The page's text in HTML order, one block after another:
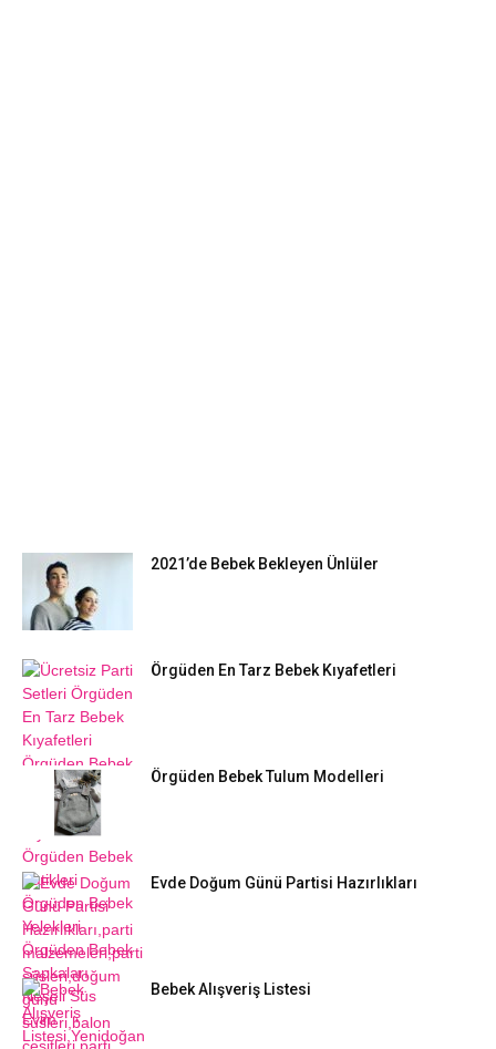
2021’de Bebek Bekleyen Ünlüler
Örgüden En Tarz Bebek Kıyafetleri
Örgüden Bebek Tulum Modelleri
Evde Doğum Günü Partisi Hazırlıkları
Bebek Alışveriş Listesi